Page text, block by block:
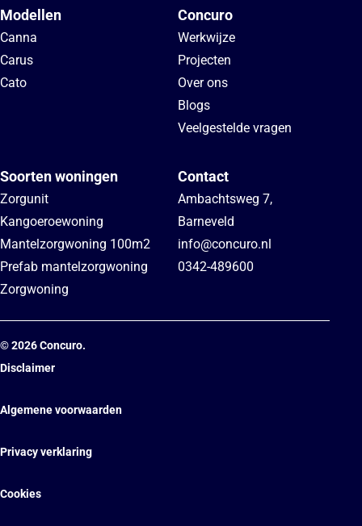
Modellen
Canna
Carus
Cato
Concuro
Werkwijze
Projecten
Over ons
Blogs
Veelgestelde vragen
Soorten woningen
Zorgunit
Kangoeroewoning
Mantelzorgwoning 100m2
Prefab mantelzorgwoning
Zorgwoning
Contact
Ambachtsweg 7,
Barneveld
info@concuro.nl
0342-489600
©2026Concuro.
Disclaimer
Algemene voorwaarden
Privacy verklaring
Cookies